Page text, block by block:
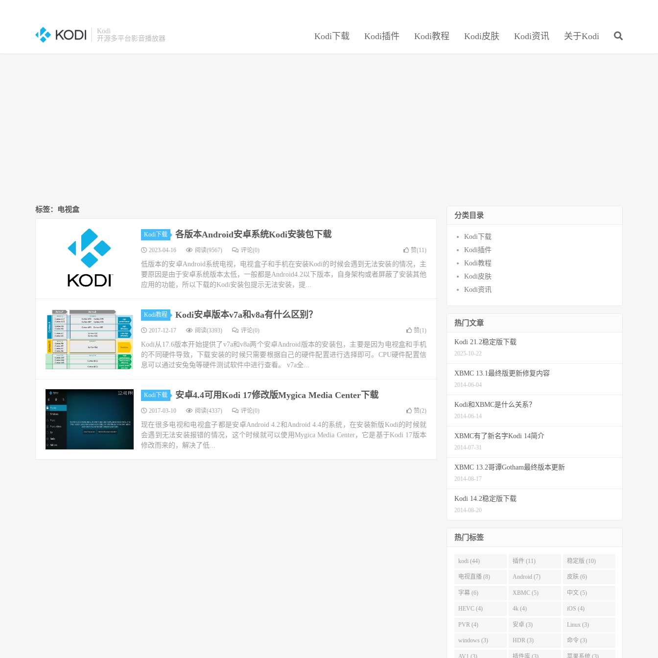
Kodi
开源多平台影音播放器
Kodi下载 Kodi插件 Kodi教程 Kodi皮肤 Kodi资讯 关于Kodi
标签：电视盒
Kodi下载 各版本Android安卓系统Kodi安装包下载
2023-04-16 阅读(9567) 评论(0) 赞(11)
低版本的安卓Android系统电视，电视盒子和手机在安装Kodi的时候会遇到无法安装的情况，主
要原因是由于安卓系统版本太低，一般都是Android4.2以下版本，自身架构或者屏蔽了安装其他
应用的功能，所以下载的Kodi安装包提示无法安装，提...
Kodi教程 Kodi安卓版本v7a和v8a有什么区别？
2017-12-17 阅读(3393) 评论(0) 赞(1)
Kodi从17.6版本开始提供了v7a和v8a两个安卓Android版本的安装包，主要是因为电视盒和手机
的不同硬件导致，下载安装的时候只需要根据自己的硬件配置进行选择即可。CPU硬件配置信
息可以通过安兔兔等硬件测试软件中进行查看。 v7a全...
Kodi下载 安卓4.4可用Kodi 17修改版Mygica Media Center下载
2017-03-10 阅读(4337) 评论(0) 赞(2)
现在很多电视和电视盒子都是安卓Android 4.2和Android 4.4的系统，在安装新版Kodi的时候就
会遇到无法安装报错的情况，这个时候就可以使用Mygica Media Center，它是基于Kodi 17版本
修改而来的，解决了低...
分类目录
Kodi下载
Kodi插件
Kodi教程
Kodi皮肤
Kodi资讯
热门文章
Kodi 21.2稳定版下载
2025-10-22
XBMC 13.1最终版更新修复内容
2014-06-04
Kodi和XBMC是什么关系？
2014-06-14
XBMC有了新名字Kodi 14简介
2014-07-31
XBMC 13.2哥谭Gotham最终版本更新
2014-08-17
Kodi 14.2稳定版下载
2014-08-20
热门标签
kodi (44) 插件 (11) 稳定版 (10)
电视直播 (8) Android (7) 皮肤 (6)
字幕 (6) XBMC (5) 中文 (5)
HEVC (4) 4k (4) iOS (4)
PVR (4) 安卓 (3) Linux (3)
windows (3) HDR (3) 命令 (3)
AV1 (3) 插件库 (3) 苹果系统 (3)